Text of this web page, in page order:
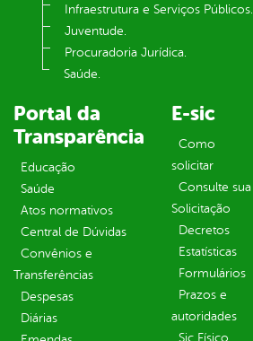
Infraestrutura e Serviços Públicos.
Juventude.
Procuradoria Jurídica.
Saúde.
Portal da
Transparência
Educação
Saúde
Atos normativos
Central de Dúvidas
Convênios e
Transferências
Despesas
Diárias
E-sic
Como
solicitar
Consulte sua
Solicitação
Decretos
Estatísticas
Formulários
Prazos e
autoridades
Sic Físico